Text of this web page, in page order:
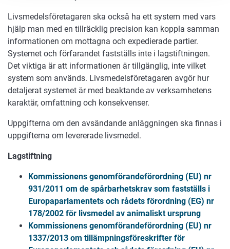
Livsmedelsföretagaren ska också ha ett system med vars
hjälp man med en tillräcklig precision kan koppla samman
informationen om mottagna och expedierade partier.
Systemet och förfarandet fastställs inte i lagstiftningen.
Det viktiga är att informationen är tillgänglig, inte vilket
system som används. Livsmedelsföretagaren avgör hur
detaljerat systemet är med beaktande av verksamhetens
karaktär, omfattning och konsekvenser.
Uppgifterna om den avsändande anläggningen ska finnas i
uppgifterna om levererade livsmedel.
Lagstiftning
Kommissionens genomförandeförordning (EU) nr
931/2011 om de spårbarhetskrav som fastställs i
Europaparlamentets och rådets förordning (EG) nr
178/2002 för livsmedel av animaliskt ursprung
Kommissionens genomförandeförordning (EU) nr
1337/2013 om tillämpningsföreskrifter för